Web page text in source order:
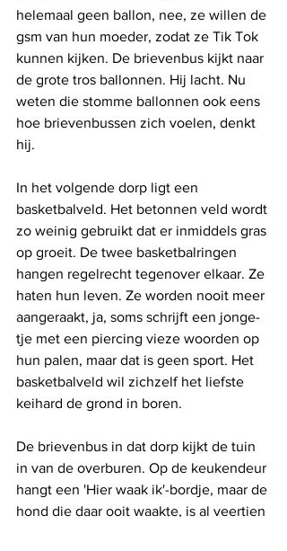
helemaal geen ballon, nee, ze willen de
gsm van hun moeder, zodat ze Tik Tok
kunnen kijken. De brievenbus kijkt naar
de grote tros ballonnen. Hij lacht. Nu
weten die stomme ballonnen ook eens
hoe brievenbussen zich voelen, denkt
hij.
In het volgende dorp ligt een
basketbalveld. Het betonnen veld wordt
zo weinig gebruikt dat er inmiddels gras
op groeit. De twee basketbalringen
hangen regelrecht tegenover elkaar. Ze
haten hun leven. Ze worden nooit meer
aangeraakt, ja, soms schrijft een jonge­
tje met een piercing vieze woorden op
hun palen, maar dat is geen sport. Het
basketbalveld wil zichzelf het liefste
keihard de grond in boren.
De brievenbus in dat dorp kijkt de tuin
in van de overburen. Op de keukendeur
hangt een 'Hier waak ik'-bordje, maar de
hond die daar ooit waakte, is al veertien